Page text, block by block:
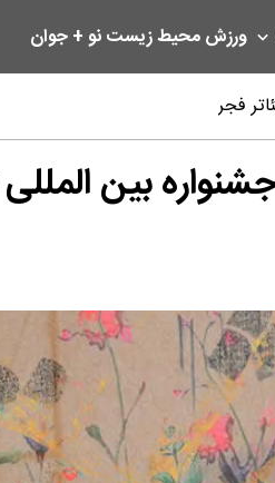
ورزشمحیط زیستنو + جوان
فجر
بین المللی